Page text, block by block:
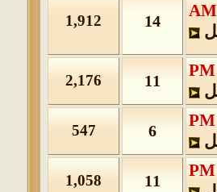
14
1,912
2,176
547
1,058